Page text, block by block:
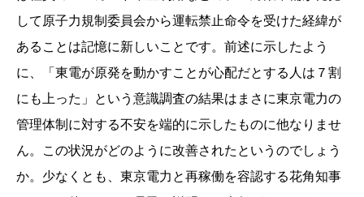
して原子力規制委員会から運転禁止命令を受けた経緯が
あることは記憶に新しいことです。前述に示したよう
に、「東電が原発を動かすことが心配だとする人は７割
にも上った」という意識調査の結果はまさに東京電力の
管理体制に対する不安を端的に示したものに他なりませ
ん。この状況がどのように改善されたというのでしょう
か。少なくとも、東京電力と再稼働を容認する花角知事